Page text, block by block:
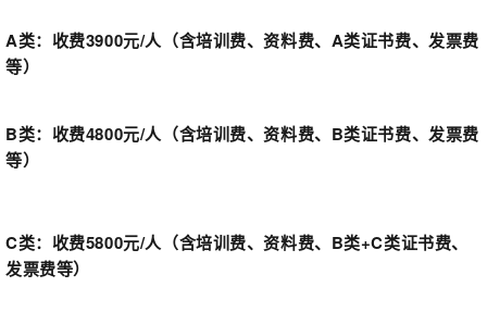
A类： 收费3900元/人（含培训费、资料费、A类证书费、发票费
等）
B类： 收费4800元/人（含培训费、资料费、B类证书费、发票费
等）
C类： 收费5800元/人（含培训费、资料费、B类+C类证书费、
发票费等）